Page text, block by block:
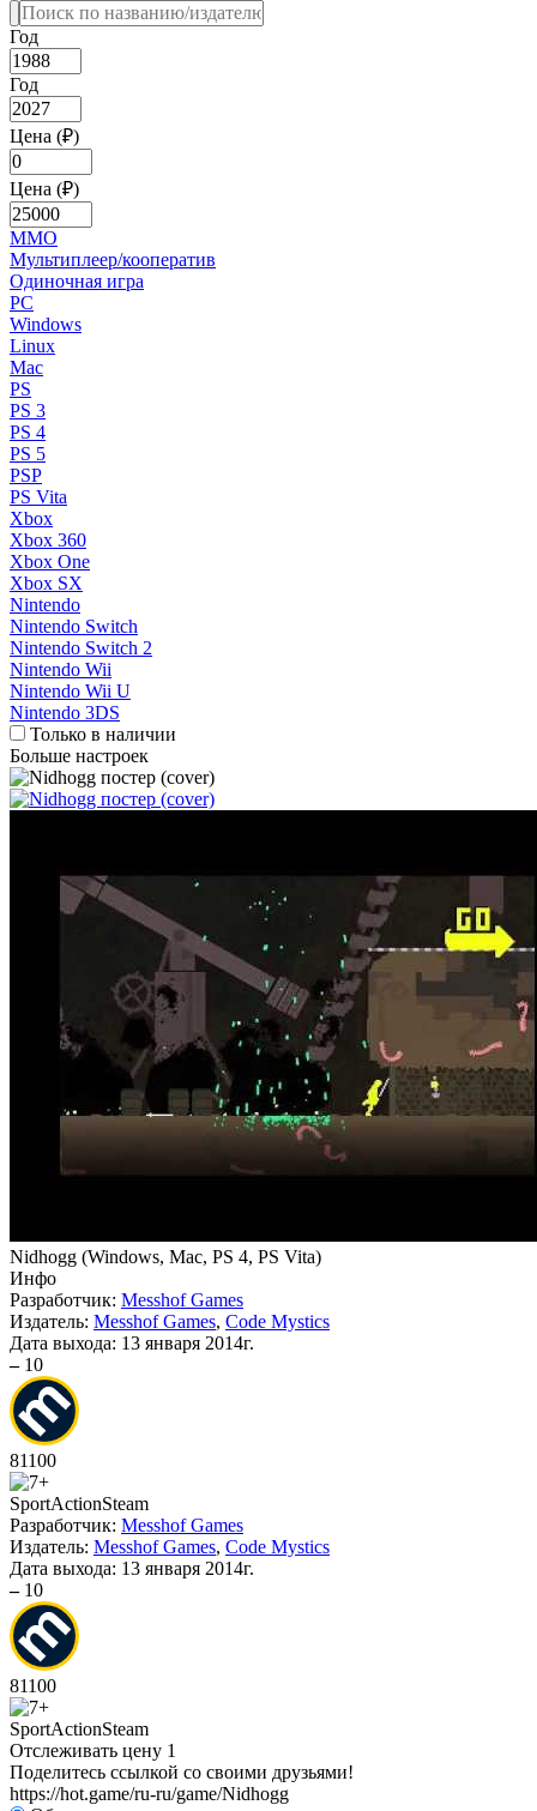
Год
Год
Цена (₽)
Цена (₽)
MMO
Мультиплеер/кооператив
Одиночная игра
PC
Windows
Linux
Mac
PS
PS 3
PS 4
PS 5
PSP
PS Vita
Xbox
Xbox 360
Xbox One
Xbox SX
Nintendo
Nintendo Switch
Nintendo Switch 2
Nintendo Wii
Nintendo Wii U
Nintendo 3DS
Только в наличии
Больше настроек
Nidhogg (Windows, Mac, PS 4, PS Vita)
Инфо
Разработчик: Messhof Games
Издатель: Messhof Games, Code Mystics
Дата выхода: 13 января 2014г.
– 10
81100
SportActionSteam
Разработчик: Messhof Games
Издатель: Messhof Games, Code Mystics
Дата выхода: 13 января 2014г.
– 10
81100
SportActionSteam
Отслеживать цену 1
Поделитесь ссылкой со своими друзьями!
https://hot.game/ru-ru/game/Nidhogg